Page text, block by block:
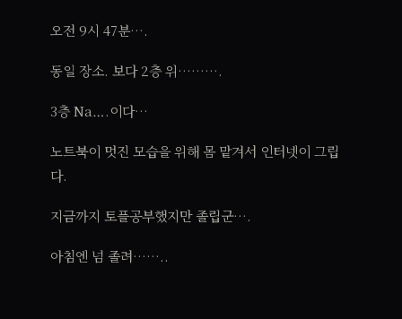
오전 9시 47분….
동일 장소. 보다 2층 위……….
3층 Na….이다…
노트북이 멋진 모습을 위해 몸 맡겨서 인터넷이 그립
다.
지금까지 토플공부했지만 졸립군….
아침엔 넘 졸려……..